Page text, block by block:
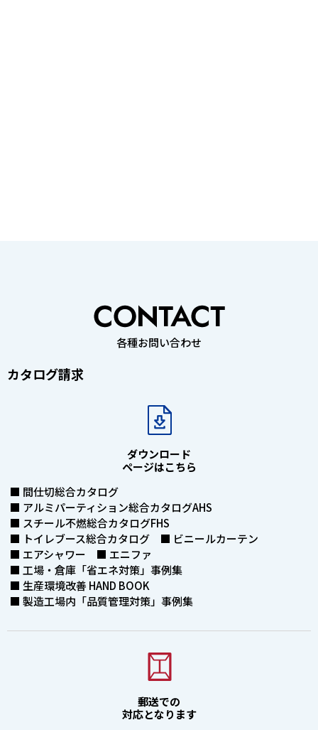
各種お問い合わせ
カタログ請求
ダウンロード
ページはこちら
■ 間仕切総合カタログ
■ アルミパーティション総合カタログAHS
■ スチール不燃総合カタログFHS
■ トイレブース総合カタログ ■ ビニールカーテン
■ エアシャワー ■ エニファ
■ 工場・倉庫「省エネ対策」事例集
■ 生産環境改善 HAND BOOK
■ 製造工場内「品質管理対策」事例集
郵送での
対応となります